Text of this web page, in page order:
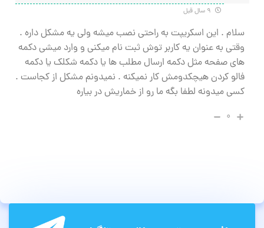
سلام . این اسکریپت به راحتی نصب میشه ولی یه مشکل داره .
وقتی به عنوان یه کاربر توش ثبت نام میکنی و وارد میشی دکمه
های صفحه مثل دکمه ارسال مطلب ها یا دکمه شکلک یا دکمه
فالو کردن هیچکدومش کار نمیکنه . نمیدونم مشکل از کجاست .
کسی میدونه لطفا بگه ما رو از خماریش در بیاره
۰